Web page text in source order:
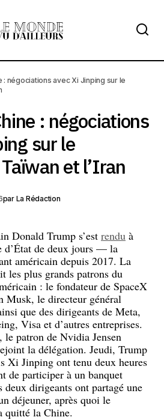
l’Iran
: négociations avec Xi Jinping sur le
: négociations
sur le
et l’Iran
par La Rédaction
Donald Trump s’est rendu à
d’État de deux jours — la
américain depuis 2017. La
les plus grands patrons du
: le fondateur de SpaceX
Musk, le directeur général
que des dirigeants de Meta,
Visa et d’autres entreprises.
patron de Nvidia Jensen
la délégation. Jeudi, Trump
Xi Jinping ont tenu deux heures
de participer à un banquet
dirigeants ont partagé une
déjeuner, après quoi le
quitté la Chine.